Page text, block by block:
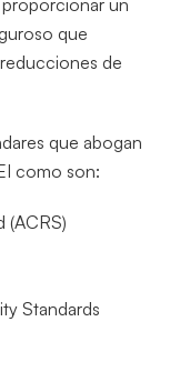
que
de
que abogan
como son:
(ACRS)
Standards